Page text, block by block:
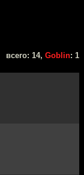
всего: 14, Goblin: 1